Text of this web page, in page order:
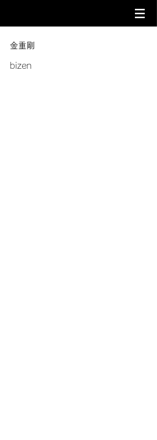
金重剛
bizen